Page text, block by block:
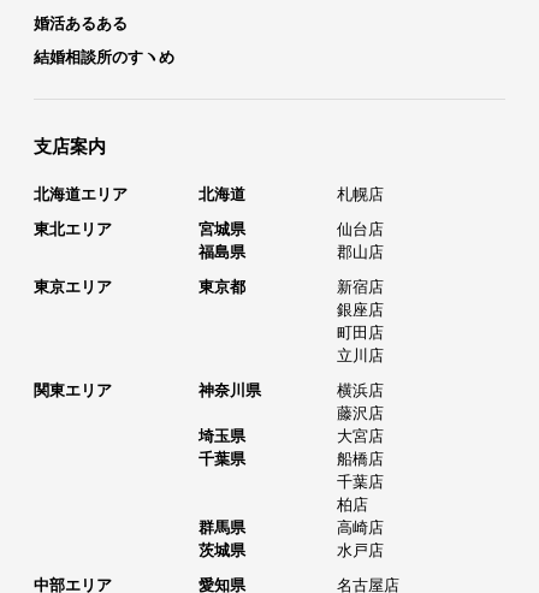
婚活あるある
結婚相談所のすヽめ
支店案内
北海道エリア 北海道
札幌店
東北エリア
宮城県
仙台店
福島県
郡山店
東京エリア
東京都
新宿店
銀座店
町田店
立川店
関東エリア
神奈川県
横浜店
藤沢店
埼玉県
大宮店
千葉県
船橋店
千葉店
柏店
群馬県
高崎店
茨城県
水戸店
中部エリア
愛知県
名古屋店